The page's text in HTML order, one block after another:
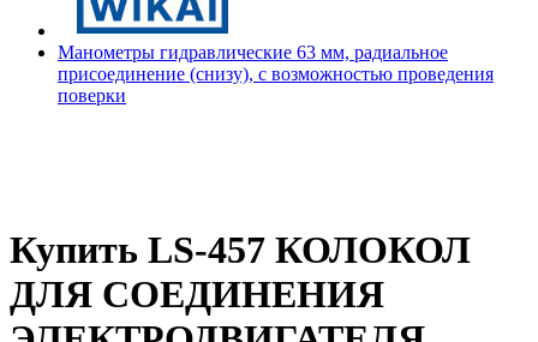
Манометры гидравлические 63 мм, радиальное
присоединение (снизу), с возможностью проведения
поверки
Купить LS-457 КОЛОКОЛ
ДЛЯ СОЕДИНЕНИЯ